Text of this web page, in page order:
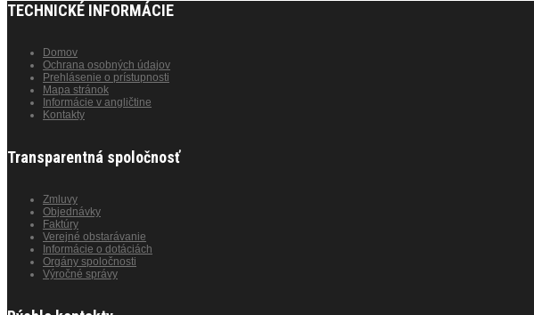
TECHNICKÉ INFORMÁCIE
Domov
Ochrana osobných údajov
Prehlásenie o prístupnosti
Mapa stránok
Informácie v angličtine
Kontakty
Transparentná spoločnosť
Zmluvy
Objednávky
Faktúry
Verejné obstarávanie
Informácie o dotáciách
Orgány spoločnosti
Výročné správy